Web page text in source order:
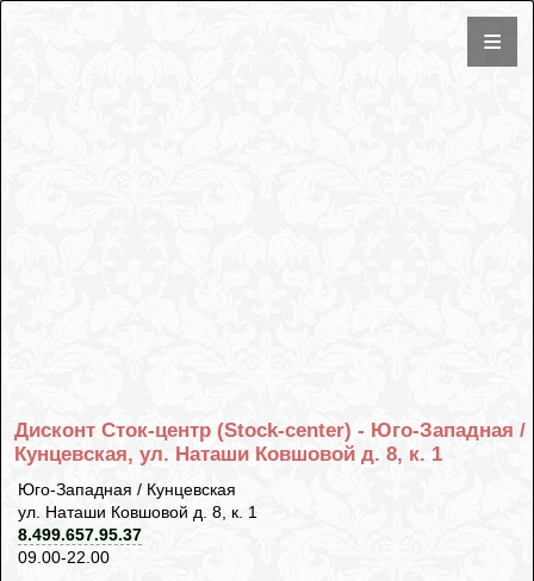
Дисконт Сток-центр (Stock-center) - Юго-Западная /
Кунцевская, ул. Наташи Ковшовой д. 8, к. 1
Юго-Западная / Кунцевская
ул. Наташи Ковшовой д. 8, к. 1
8.499.657.95.37
09.00-22.00